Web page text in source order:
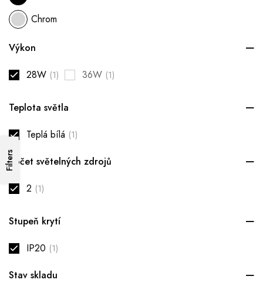
Chrom
Výkon
28W (1) 36W (1)
Teplota světla
Teplá bílá (1)
Počet světelných zdrojů
2 (1)
Stupeň krytí
IP20 (1)
Stav skladu
Filters